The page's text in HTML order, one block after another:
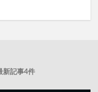
新記事4件